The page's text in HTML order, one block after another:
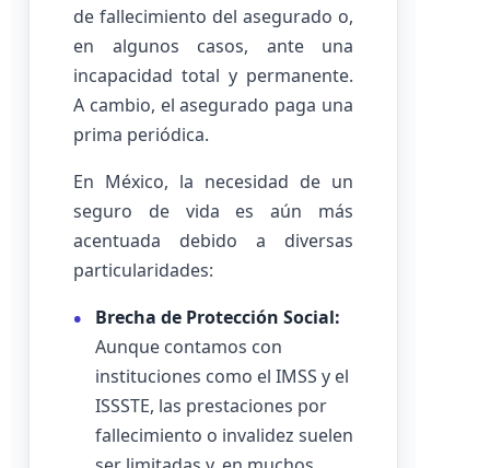
de fallecimiento del asegurado o,
en algunos casos, ante una
incapacidad total y permanente.
A cambio, el asegurado paga una
prima periódica.
En México, la necesidad de un
seguro de vida es aún más
acentuada debido a diversas
particularidades:
Brecha de Protección Social:
Aunque contamos con
instituciones como el IMSS y el
ISSSTE, las prestaciones por
fallecimiento o invalidez suelen